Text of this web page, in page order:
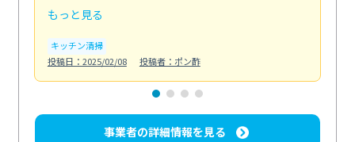
もっと見る
キッチン清掃
投稿日：2025/02/08
投稿者：ポン酢
事業者の詳細情報を見る